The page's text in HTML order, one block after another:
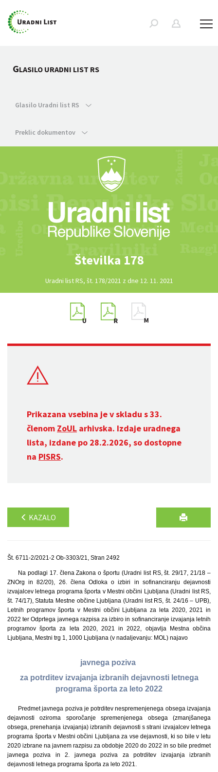
GLASILO URADNI LIST RS
Glasilo Uradni list RS
Preklic dokumentov
Številka 178
Uradni list RS, št. 178/2021 z dne 12. 11. 2021
Prikazana vsebina je v skladu s 33.
členom ZoUL arhivska. Izdaje uradnega
lista, izdane po 28.2.2026, so dostopne
na PISRS.
KAZALO
Št. 6711-2/2021-2 Ob-3303/21, Stran 2492
Na podlagi 17. člena Zakona o športu (Uradni list RS, št. 29/17, 21/18 –
ZNOrg in 82/20), 26. člena Odloka o izbiri in sofinanciranju dejavnosti
izvajalcev letnega programa športa v Mestni občini Ljubljana (Uradni list RS,
št. 74/17), Statuta Mestne občine Ljubljana (Uradni list RS, št. 24/16 – UPB),
Letnih programov športa v Mestni občini Ljubljana za leta 2020, 2021 in
2022 ter Odprtega javnega razpisa za izbiro in sofinanciranje izvajanja letnih
programov športa za leta 2020, 2021 in 2022, objavlja Mestna občina
Ljubljana, Mestni trg 1, 1000 Ljubljana (v nadaljevanju: MOL) najavo
javnega poziva
za potrditev izvajanja izbranih dejavnosti letnega
programa športa za leto 2022
Predmet javnega poziva je potrditev nespremenjenega obsega izvajanja
dejavnosti oziroma sporočanje spremenjenega obsega (zmanjšanega
obsega, prenehanja izvajanja) izbranih dejavnosti s strani izvajalcev letnega
programa športa v Mestni občini Ljubljana za vse dejavnosti, ki so bile v letu
2020 izbrane na javnem razpisu za obdobje 2020 do 2022 in so bile predmet
javnega poziva in 2. javnega poziva za potrditev izvajanja izbranih
dejavnosti letnega programa športa za leto 2021.